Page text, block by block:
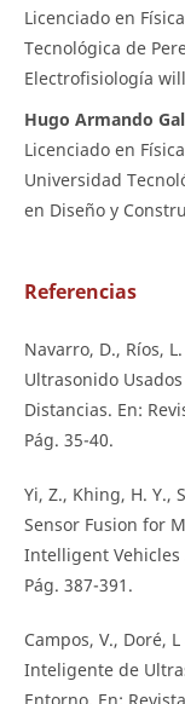
Licenciado en
Tecnológica de
Electrofisiología
Hugo Armando
Licenciado en
Universidad
en Diseño y
Referencias
Navarro, D., Ríos,
Ultrasonido
Distancias. En:
Pág. 35-40.
Yi, Z., Khing, H. Y.,
Sensor Fusion for
Intelligent Vehicles
Pág. 387-391.
Campos, V., Doré,
Inteligente de